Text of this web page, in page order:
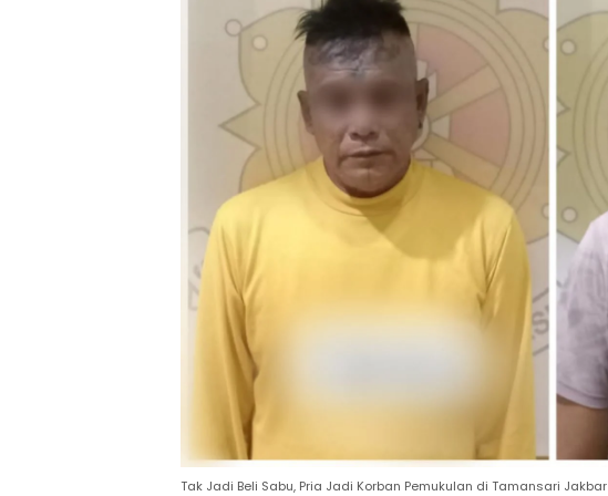
Tak Jadi Beli Sabu, Pria Jadi Korban Pemukulan di Tamansari Jakbar